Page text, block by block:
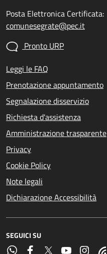
Posta Elettronica Certificata:
comunesegrate@pec.it
Pronto URP
Leggi le FAQ
Prenotazione appuntamento
Segnalazione disservizio
Richiesta d'assistenza
Amministrazione trasparente
Privacy
Cookie Policy
Note legali
Dichiarazione Accessibilità
SEGUICI SU